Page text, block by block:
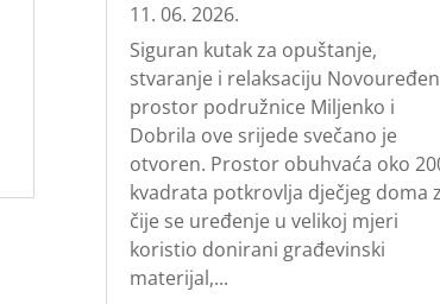
11. 06. 2026.
Siguran kutak za opuštanje,
stvaranje i relaksaciju
prostor podružnice Miljenko i
Dobrila ove srijede svečano je
otvoren. Prostor obuhvaća oko
kvadrata potkrovlja dječjeg doma
čije se uređenje u velikoj mjeri
koristio donirani građevinski
materijal,...